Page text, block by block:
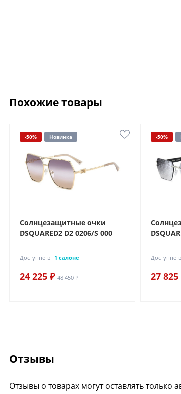
Похожие товары
-50% Новинка
Солнцезащитные очки
DSQUARED2 D2 0206/S 000
Доступно в 1 салоне
24 225 ₽ 48 450 ₽
-50%
Доступно в
27 825
Отзывы
Отзывы о товарах могут оставлять только